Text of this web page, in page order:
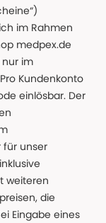
im Rahmen
medpex.de
im
Kundenkonto
einlösbar. Der
für unser
weiteren
die
Eingabe eines